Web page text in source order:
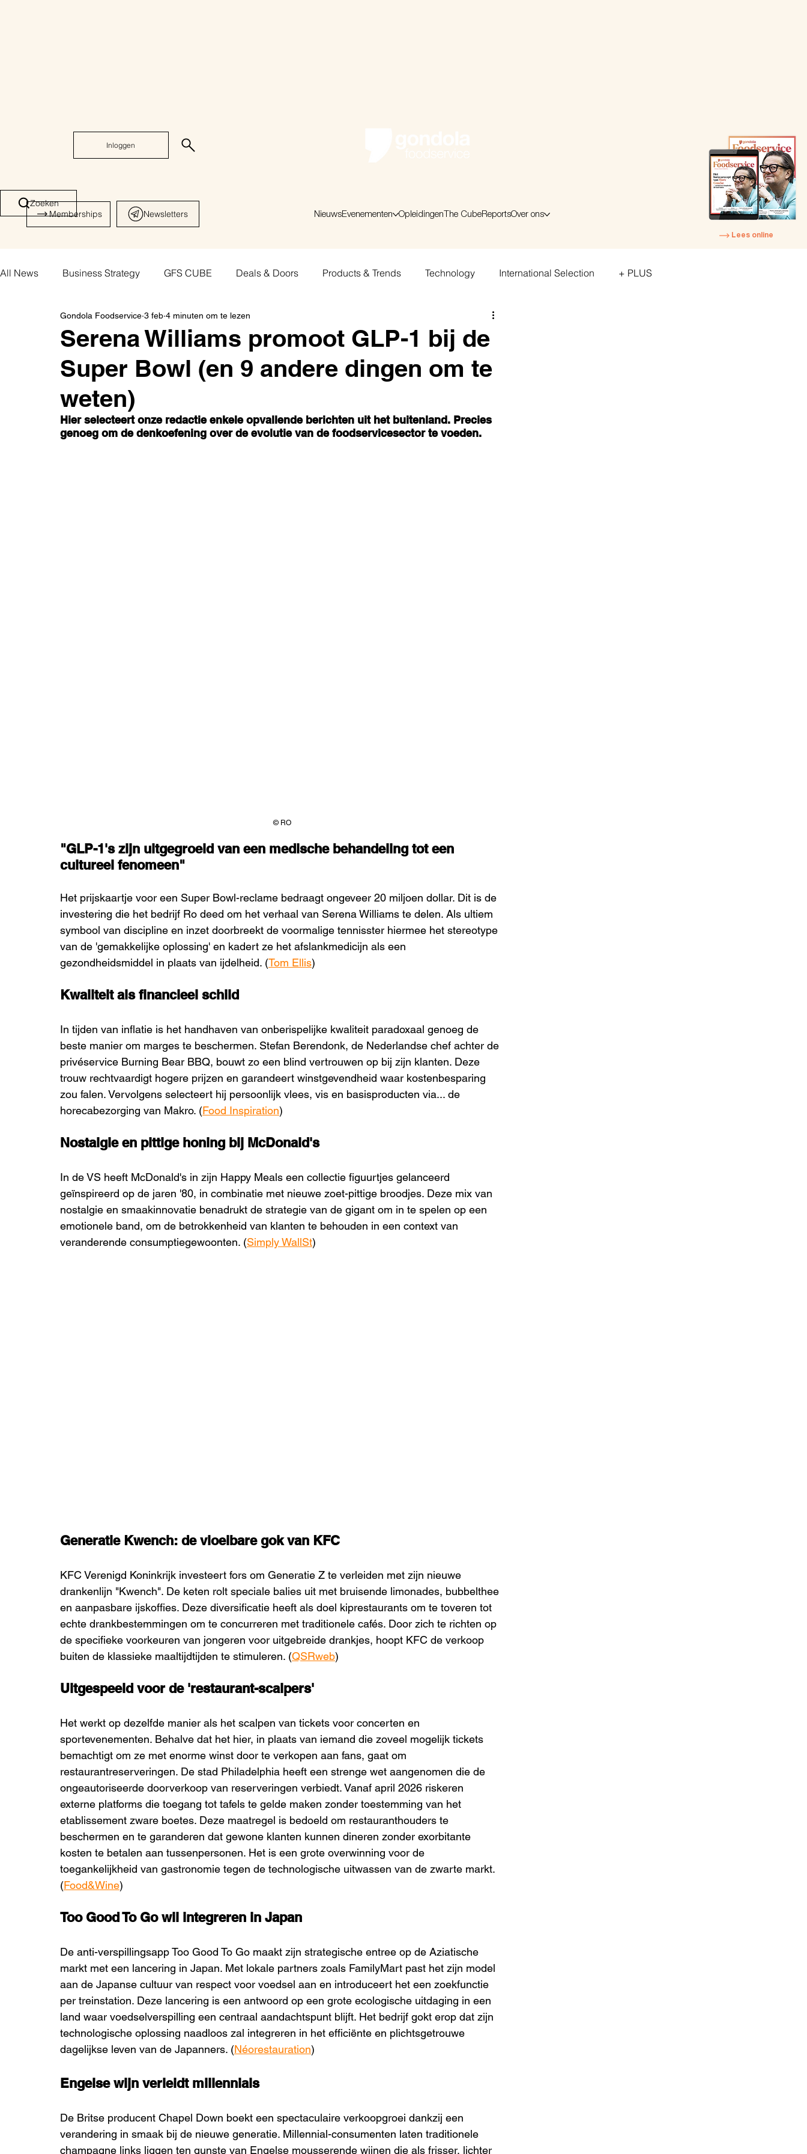
Zoeken
Inloggen
Memberships Newsletters NieuwsEvenementen Opleidingen The CubeReportsOver ons
Lees online
All News Business Strategy GFS CUBE Deals & Doors Products & Trends Technology International Selection + PLUS
Serena Williams promoot GLP-1 bij de
Super Bowl (en 9 andere dingen om te
weten)
Gondola Foodservice 3 feb 4 minuten om te lezen
Hier selecteert onze redactie enkele opvallende berichten uit het buitenland. Precies
genoeg om de denkoefening over de evolutie van de foodservicesector te voeden.
© RO
"GLP-1's zijn uitgegroeid van een medische behandeling tot een
cultureel fenomeen"
Het prijskaartje voor een Super Bowl-reclame bedraagt ongeveer 20 miljoen dollar. Dit is de
investering die het bedrijf Ro deed om het verhaal van Serena Williams te delen. Als ultiem
symbool van discipline en inzet doorbreekt de voormalige tennisster hiermee het stereotype
van de 'gemakkelijke oplossing' en kadert ze het afslankmedicijn als een
gezondheidsmiddel in plaats van ijdelheid. (Tom Ellis)
Kwaliteit als financieel schild
In tijden van inflatie is het handhaven van onberispelijke kwaliteit paradoxaal genoeg de
beste manier om marges te beschermen. Stefan Berendonk, de Nederlandse chef achter de
privéservice Burning Bear BBQ, bouwt zo een blind vertrouwen op bij zijn klanten. Deze
trouw rechtvaardigt hogere prijzen en garandeert winstgevendheid waar kostenbesparing
zou falen. Vervolgens selecteert hij persoonlijk vlees, vis en basisproducten via... de
horecabezorging van Makro. (Food Inspiration)
Nostalgie en pittige honing bij McDonald's
In de VS heeft McDonald's in zijn Happy Meals een collectie figuurtjes gelanceerd
geïnspireerd op de jaren '80, in combinatie met nieuwe zoet-pittige broodjes. Deze mix van
nostalgie en smaakinnovatie benadrukt de strategie van de gigant om in te spelen op een
emotionele band, om de betrokkenheid van klanten te behouden in een context van
veranderende consumptiegewoonten. (Simply WallSt)
Generatie Kwench: de vloeibare gok van KFC
KFC Verenigd Koninkrijk investeert fors om Generatie Z te verleiden met zijn nieuwe
drankenlijn "Kwench". De keten rolt speciale balies uit met bruisende limonades, bubbelthee
en aanpasbare ijskoffies. Deze diversificatie heeft als doel kiprestaurants om te toveren tot
echte drankbestemmingen om te concurreren met traditionele cafés. Door zich te richten op
de specifieke voorkeuren van jongeren voor uitgebreide drankjes, hoopt KFC de verkoop
buiten de klassieke maaltijdtijden te stimuleren. (QSRweb)
Uitgespeeld voor de 'restaurant-scalpers'
Het werkt op dezelfde manier als het scalpen van tickets voor concerten en
sportevenementen. Behalve dat het hier, in plaats van iemand die zoveel mogelijk tickets
bemachtigt om ze met enorme winst door te verkopen aan fans, gaat om
restaurantreserveringen. De stad Philadelphia heeft een strenge wet aangenomen die de
ongeautoriseerde doorverkoop van reserveringen verbiedt. Vanaf april 2026 riskeren
externe platforms die toegang tot tafels te gelde maken zonder toestemming van het
etablissement zware boetes. Deze maatregel is bedoeld om restauranthouders te
beschermen en te garanderen dat gewone klanten kunnen dineren zonder exorbitante
kosten te betalen aan tussenpersonen. Het is een grote overwinning voor de
toegankelijkheid van gastronomie tegen de technologische uitwassen van de zwarte markt.
(Food&Wine)
Too Good To Go wil integreren in Japan
De anti-verspillingsapp Too Good To Go maakt zijn strategische entree op de Aziatische
markt met een lancering in Japan. Met lokale partners zoals FamilyMart past het zijn model
aan de Japanse cultuur van respect voor voedsel aan en introduceert het een zoekfunctie
per treinstation. Deze lancering is een antwoord op een grote ecologische uitdaging in een
land waar voedselverspilling een centraal aandachtspunt blijft. Het bedrijf gokt erop dat zijn
technologische oplossing naadloos zal integreren in het efficiënte en plichtsgetrouwe
dagelijkse leven van de Japanners. (Néorestauration)
Engelse wijn verleidt millennials
De Britse producent Chapel Down boekt een spectaculaire verkoopgroei dankzij een
verandering in smaak bij de nieuwe generatie. Millennial-consumenten laten traditionele
champagne links liggen ten gunste van Engelse mousserende wijnen die als frisser, lichter